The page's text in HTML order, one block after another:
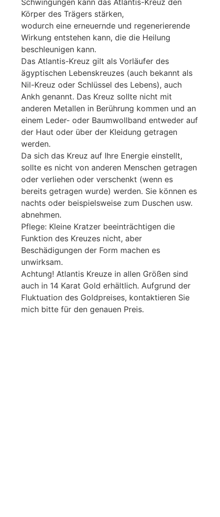
Körper des Trägers stärken,
wodurch eine erneuernde und regenerierende
Wirkung entstehen kann, die die Heilung
beschleunigen kann.
Das Atlantis-Kreuz gilt als Vorläufer des
ägyptischen Lebenskreuzes (auch bekannt als
Nil-Kreuz oder Schlüssel des Lebens), auch
Ankh genannt. Das Kreuz sollte nicht mit
anderen Metallen in Berührung kommen und an
einem Leder- oder Baumwollband entweder auf
der Haut oder über der Kleidung getragen
werden.
Da sich das Kreuz auf Ihre Energie einstellt,
sollte es nicht von anderen Menschen getragen
oder verliehen oder verschenkt (wenn es
bereits getragen wurde) werden. Sie können es
nachts oder beispielsweise zum Duschen usw.
abnehmen.
Pflege: Kleine Kratzer beeinträchtigen die
Funktion des Kreuzes nicht, aber
Beschädigungen der Form machen es
unwirksam.
Achtung! Atlantis Kreuze in allen Größen sind
auch in 14 Karat Gold erhältlich. Aufgrund der
Fluktuation des Goldpreises, kontaktieren Sie
mich bitte für den genauen Preis.